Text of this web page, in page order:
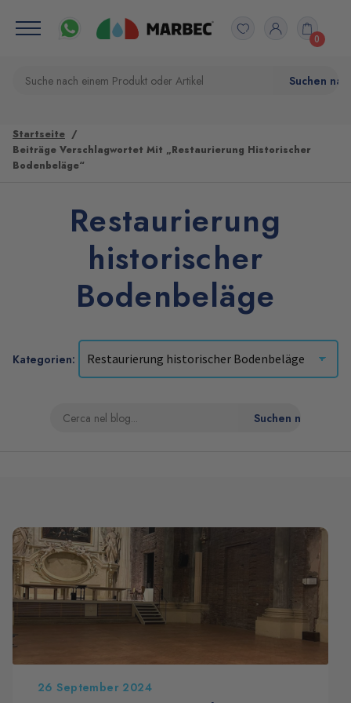
0
Startseite
Beiträge Verschlagwortet Mit „Restaurierung Historischer
Bodenbeläge“
Restaurierung
historischer
Bodenbeläge
Kategorien:
26 September 2024